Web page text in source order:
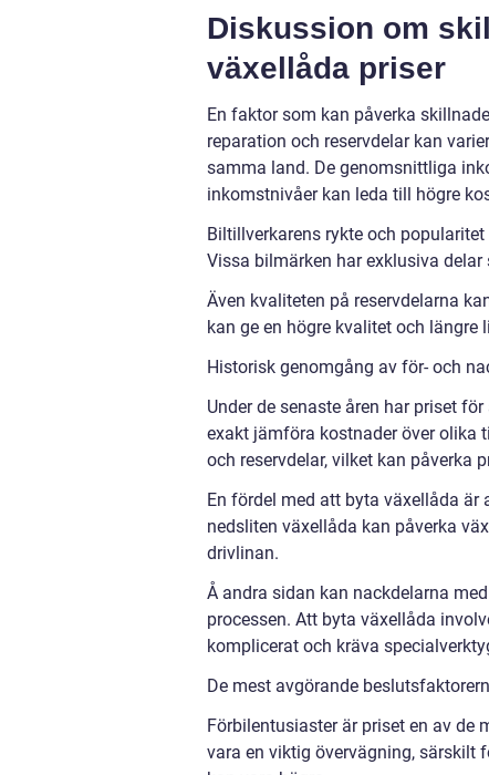
Diskussion om
växellåda priser
En faktor som kan påverka
reparation och reservdelar kan
samma land. De genomsnittliga
inkomstnivåer kan leda till högre
Biltillverkarens rykte och
Vissa bilmärken har exklusiva
Även kvaliteten på reservdelarna
kan ge en högre kvalitet och
Historisk genomgång av för- och
Under de senaste åren har priset
exakt jämföra kostnader över olika
och reservdelar, vilket kan påverka
En fördel med att byta växellåda
nedsliten växellåda kan påverka
drivlinan.
Å andra sidan kan nackdelarna
processen. Att byta växellåda
komplicerat och kräva
De mest avgörande
Förbilentusiaster är priset en av de
vara en viktig övervägning, särskilt